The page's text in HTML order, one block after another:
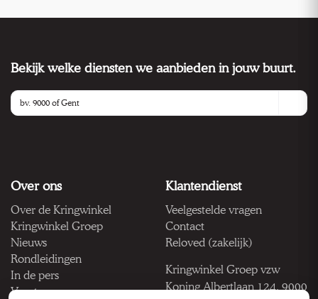
Bekijk welke diensten we aanbieden in jouw buurt.
Over ons
Over de Kringwinkel
Kringwinkel Groep
Nieuws
Rondleidingen
In de pers
Vacatures
Klantendienst
Veelgestelde vragen
Contact
Reloved (zakelijk)
Kringwinkel Groep vzw
Koning Albertlaan 124, 9000